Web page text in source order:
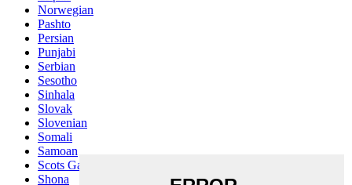
Norwegian
Pashto
Persian
Punjabi
Serbian
Sesotho
Sinhala
Slovak
Slovenian
Somali
Samoan
Scots Gaelic
Shona